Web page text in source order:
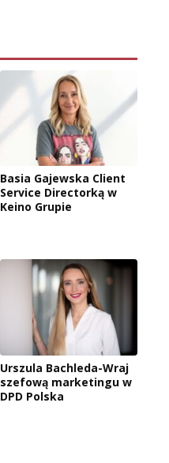
Basia Gajewska Client
Service Directorką w
Keino Grupie
Urszula Bachleda-Wraj
szefową marketingu w
DPD Polska